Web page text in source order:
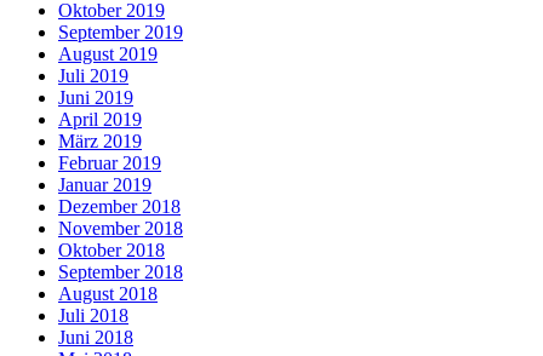
Oktober 2019
September 2019
August 2019
Juli 2019
Juni 2019
April 2019
März 2019
Februar 2019
Januar 2019
Dezember 2018
November 2018
Oktober 2018
September 2018
August 2018
Juli 2018
Juni 2018